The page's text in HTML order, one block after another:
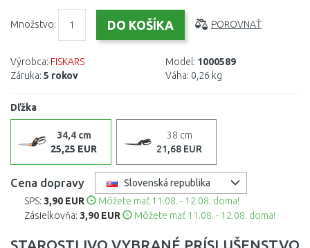
Množstvo: POROVNAŤ
Výrobca: FISKARS
Záruka: 5 rokov
Model: 1000589
Váha: 0,26 kg
Dľžka
34,4 cm
25,25 EUR
38 cm
21,68 EUR
Cena dopravy
Slovenská republika
SPS: 3,90 EUR
Môžete mať 11.08. - 12.08. doma!
Zásielkovňa: 3,90 EUR Môžete mať 11.08. - 12.08. doma!
STAROSTLIVO VYBRANÉ PRÍSLUŠENSTVO